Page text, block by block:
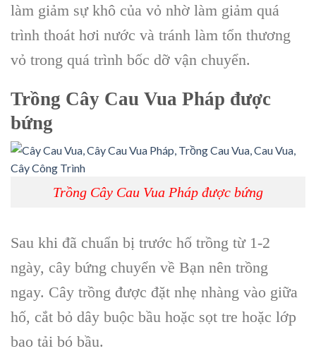
làm giảm sự khô của vỏ nhờ làm giảm quá
trình thoát hơi nước và tránh làm tổn thương
vỏ trong quá trình bốc dỡ vận chuyển.
Trồng Cây Cau Vua Pháp được
bứng
Trồng Cây Cau Vua Pháp được bứng
Sau khi đã chuẩn bị trước hố trồng từ 1-2
ngày, cây bứng chuyển về Bạn nên trồng
ngay. Cây trồng được đặt nhẹ nhàng vào giữa
hố, cắt bỏ dây buộc bầu hoặc sọt tre hoặc lớp
bao tải bó bầu.